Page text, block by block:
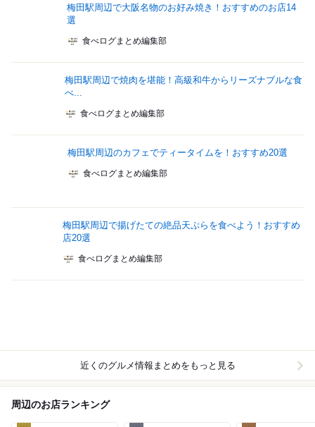
梅田駅周辺で大阪名物のお好み焼き！おすすめのお店14
選
食べログまとめ編集部
梅田駅周辺で焼肉を堪能！高級和牛からリーズナブルな食
べ...
食べログまとめ編集部
梅田駅周辺のカフェでティータイムを！おすすめ20選
食べログまとめ編集部
梅田駅周辺で揚げたての絶品天ぷらを食べよう！おすすめ
店20選
食べログまとめ編集部
近くのグルメ情報まとめをもっと見る
周辺のお店ランキング